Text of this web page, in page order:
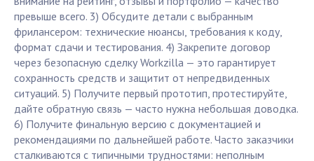
превыше всего. 3) Обсудите детали с выбранным
фрилансером: технические нюансы, требования к коду,
формат сдачи и тестирования. 4) Закрепите договор
через безопасную сделку Workzilla — это гарантирует
сохранность средств и защитит от непредвиденных
ситуаций. 5) Получите первый прототип, протестируйте,
дайте обратную связь — часто нужна небольшая доводка.
6) Получите финальную версию с документацией и
рекомендациями по дальнейшей работе. Часто заказчики
сталкиваются с типичными трудностями: неполным